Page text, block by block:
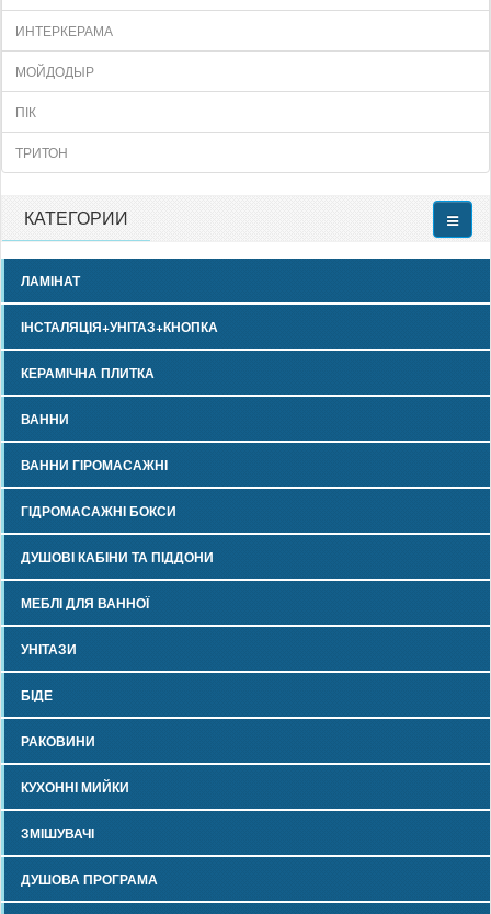
ИНТЕРКЕРАМА
МОЙДОДЫР
ПІК
ТРИТОН
КАТЕГОРИИ
ЛАМІНАТ
ІНСТАЛЯЦІЯ+УНІТАЗ+КНОПКА
КЕРАМІЧНА ПЛИТКА
ВАННИ
ВАННИ ГІРОМАСАЖНІ
ГІДРОМАСАЖНІ БОКСИ
ДУШОВІ КАБІНИ ТА ПІДДОНИ
МЕБЛІ ДЛЯ ВАННОЇ
УНІТАЗИ
БІДЕ
РАКОВИНИ
КУХОННІ МИЙКИ
ЗМІШУВАЧІ
ДУШОВА ПРОГРАМА